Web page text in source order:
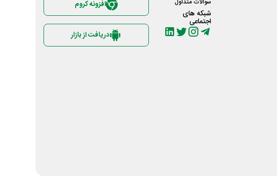
سوالات متداول
شبکه های
اجتماعی
افزونه کروم
دریافت از بازار